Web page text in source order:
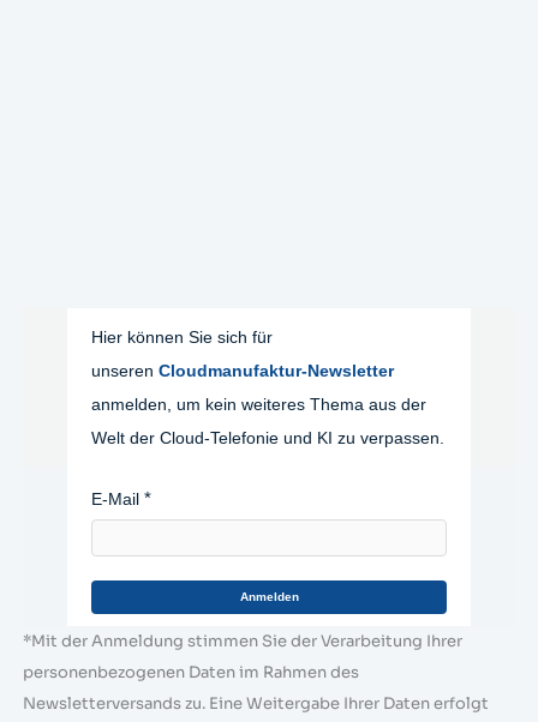
Hier können Sie sich für
unseren Cloudmanufaktur-Newsletter
anmelden, um kein weiteres Thema aus der
Welt der Cloud-Telefonie und KI zu verpassen.
E-Mail
Anmelden
*Mit der Anmeldung stimmen Sie der Verarbeitung Ihrer
personenbezogenen Daten im Rahmen des
Newsletterversands zu. Eine Weitergabe Ihrer Daten erfolgt